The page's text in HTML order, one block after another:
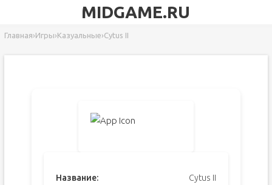
MIDGAME.RU
Главная›Игры›Казуальные›Cytus II
Название: Cytus II